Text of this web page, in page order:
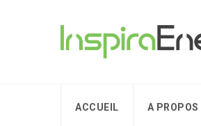
ACCUEIL A PROPOS